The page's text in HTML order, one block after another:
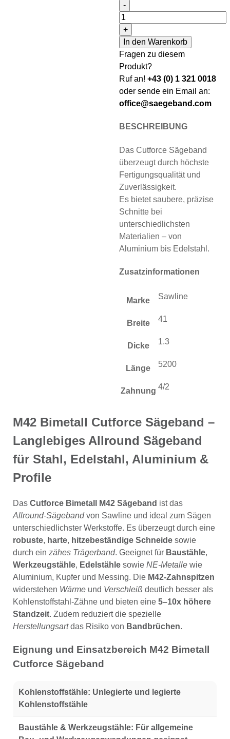
-
+
In den Warenkorb
Fragen zu diesem
Produkt?
Ruf an! +43 (0) 1 321 0018
oder sende ein Email an:
office@saegeband.com
BESCHREIBUNG
Das Cutforce Sägeband
überzeugt durch höchste
Fertigungsqualität und
Zuverlässigkeit.
Es bietet saubere, präzise
Schnitte bei
unterschiedlichsten
Materialien – von
Aluminium bis Edelstahl.
Zusatzinformationen
Marke Sawline
Breite 41
Dicke 1.3
Länge 5200
Zahnung 4/2
M42 Bimetall Cutforce Sägeband –
Langlebiges Allround Sägeband
für Stahl, Edelstahl, Aluminium &
Profile
Das Cutforce Bimetall M42 Sägeband ist das
Allround-Sägebandvon Sawline und ideal zum Sägen
unterschiedlichster Werkstoffe. Es überzeugt durch eine
robuste, harte, hitzebeständige Schneide sowie
durch ein zähes Trägerband. Geeignet für Baustähle,
Werkzeugstähle, Edelstähle sowie NE-Metalle wie
Aluminium, Kupfer und Messing. Die M42-Zahnspitzen
widerstehen Wärme und Verschleiß deutlich besser als
Kohlenstoffstahl-Zähne und bieten eine 5–10x höhere
Standzeit. Zudem reduziert die spezielle
Herstellungsartdas Risiko von Bandbrüchen.
Eignung und Einsatzbereich M42 Bimetall
Cutforce Sägeband
Kohlenstoffstähle: Unlegierte und legierte
Kohlenstoffstähle
Baustähle & Werkzeugstähle: Für allgemeine